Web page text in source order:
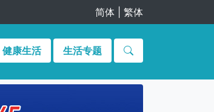
简体 繁体
健康生活 生活专题